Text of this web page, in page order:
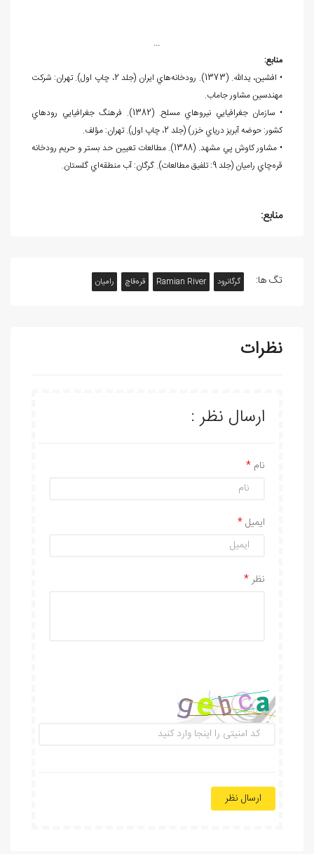
…
منابع:
• افشين، يدالله. (1373). رودخانه
هاي ايران (جلد 2، چاپ اول). تهران: شركت
مهندسين مشاور جاماب.
• سازمان جغرافيايي نيروهاي مسلح. (1382). فرهنگ جغرافيايي رودهاي
کشور: حوضه آبريز درياي خزر) (جلد 2، چاپ اول). تهران: مؤلف.
• مشاور کاوش پي مشهد. (1388). مطالعات تعيين حد بستر و حريم رودخانه
قرهچاي راميان (جلد 9: تلفيق مطالعات). گرگان: آب منطقه اي گلستان.
منابع:
تگ ها: گرگان‎رود Ramian River قره‌قاچ راميان
نظرات
ارسال نظر :
نام
ایمیل
نظر
ارسال نظر